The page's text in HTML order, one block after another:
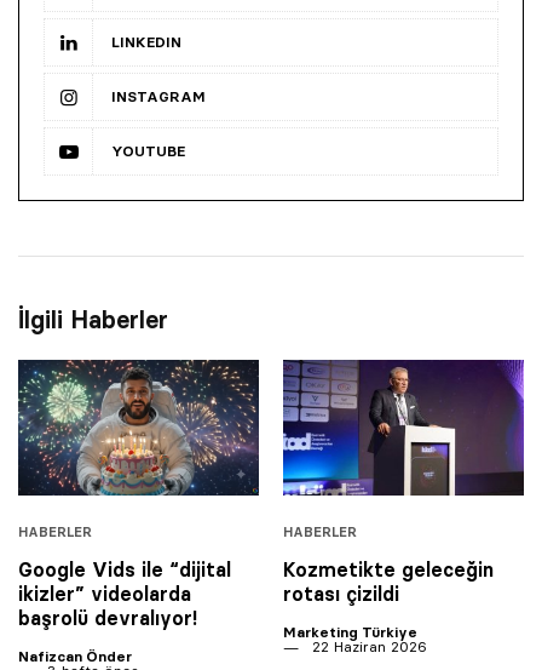
LINKEDIN
INSTAGRAM
YOUTUBE
İlgili Haberler
HABERLER
Google Vids ile “dijital
ikizler” videolarda
başrolü devralıyor!
Nafizcan Önder
HABERLER
Kozmetikte geleceğin
rotası çizildi
Marketing Türkiye
22 Haziran 2026